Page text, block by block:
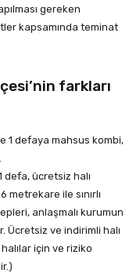
gereken
kapsamında teminat
farkları
1 defaya mahsus kombi,
defa, ücretsiz halı
metrekare ile sınırlı
anlaşmalı kurumun
Ücretsiz ve indirimli halı
için ve riziko